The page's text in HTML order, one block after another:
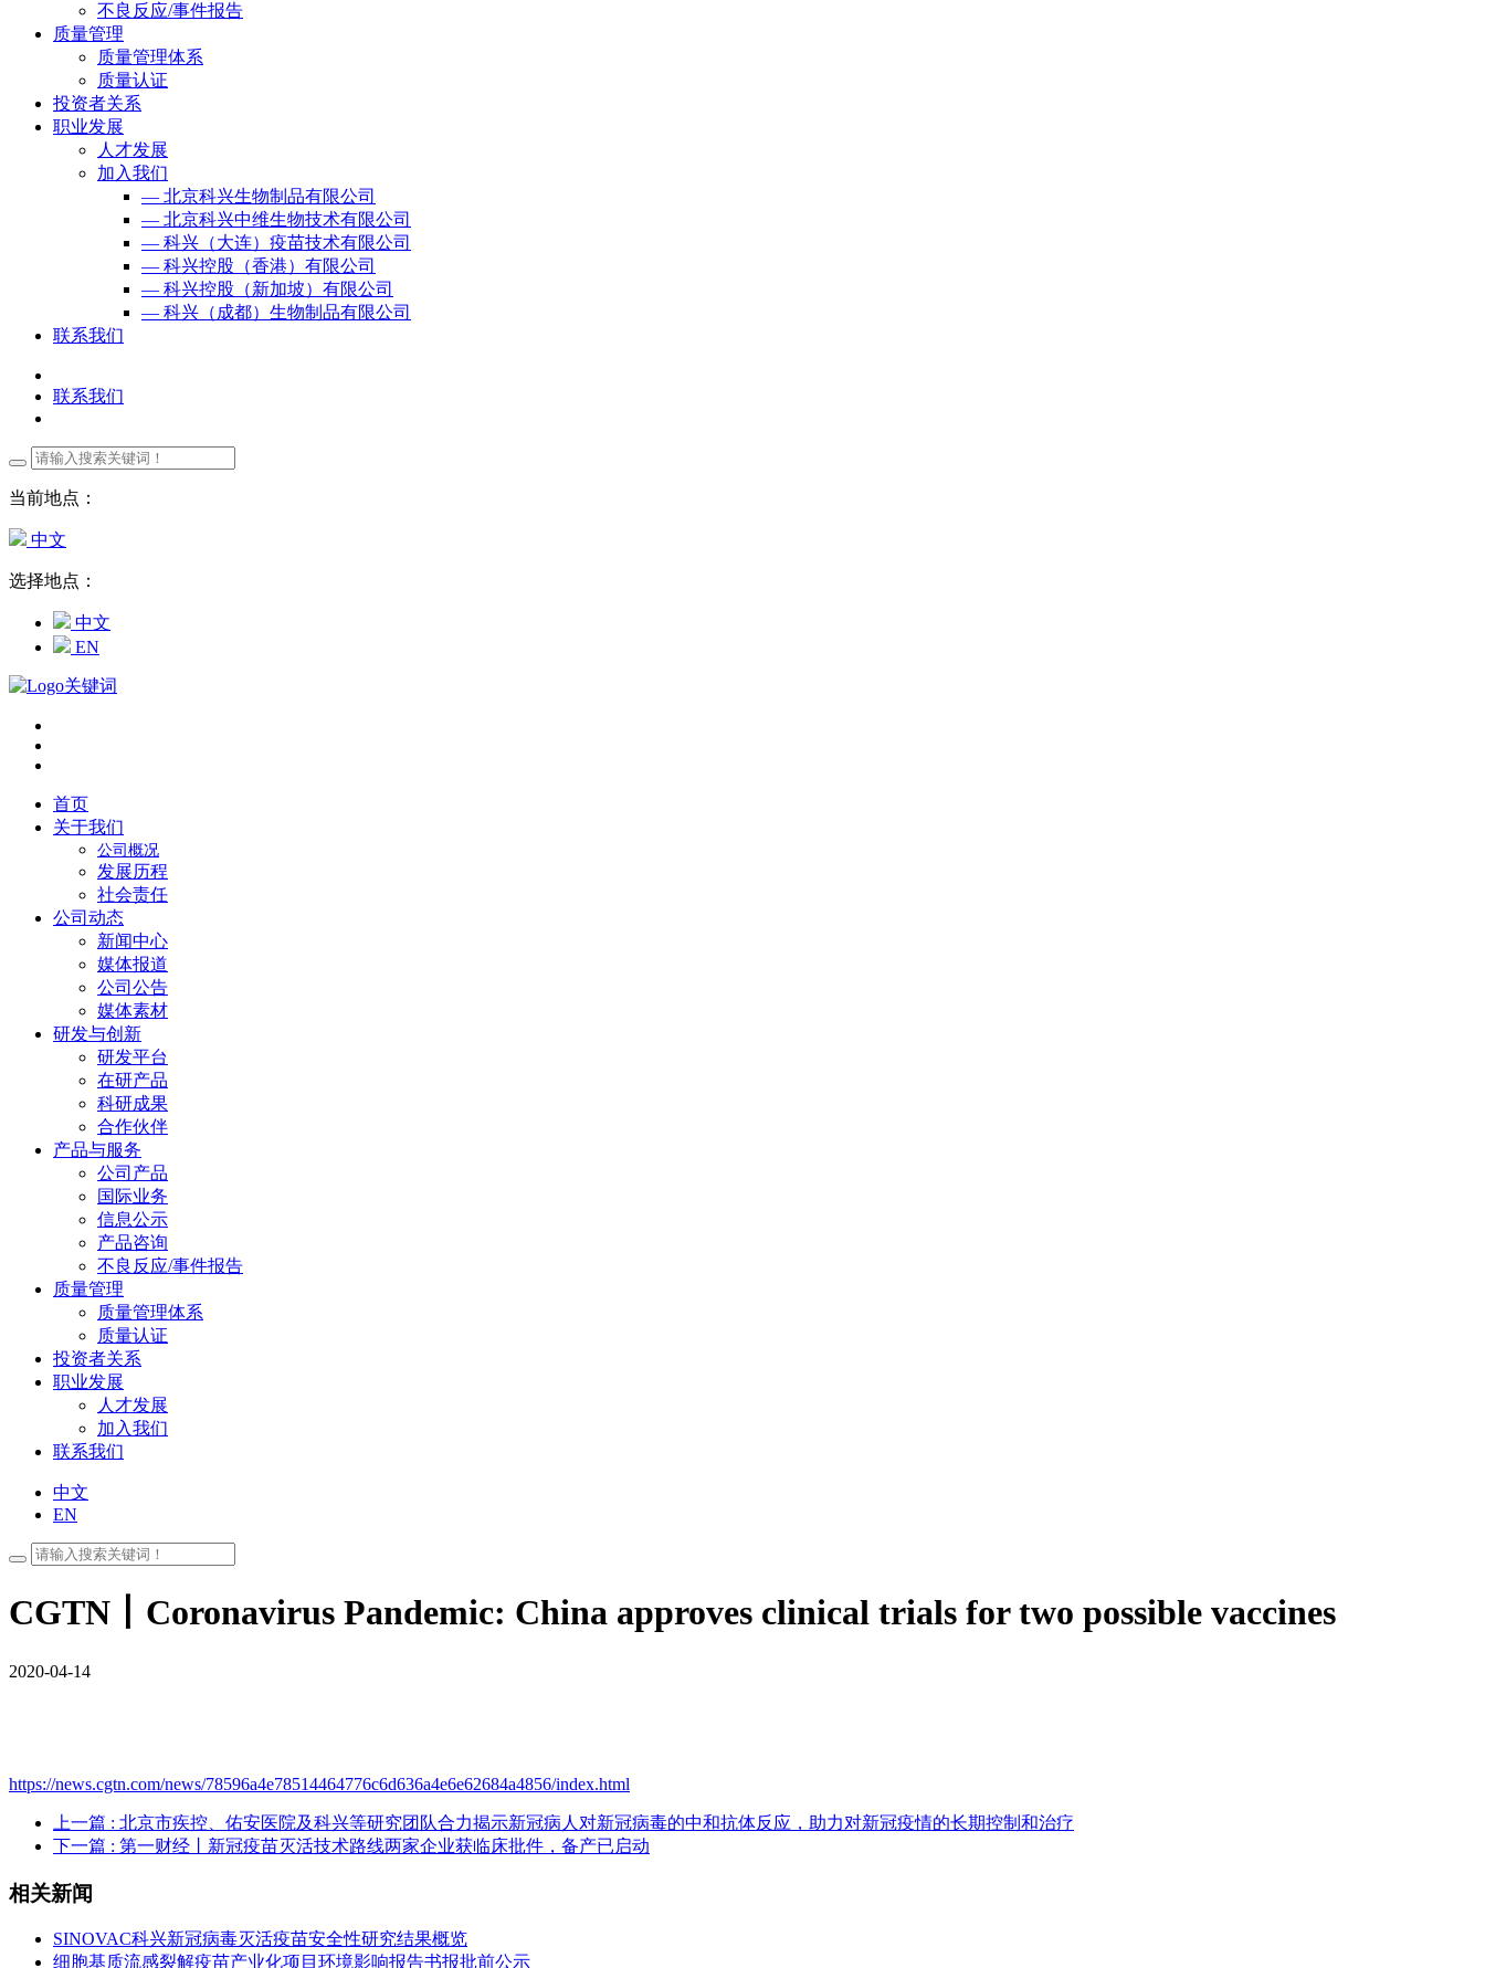
不良反应/事件报告
质量管理
质量管理体系
质量认证
投资者关系
职业发展
人才发展
加入我们
— 北京科兴生物制品有限公司
— 北京科兴中维生物技术有限公司
— 科兴（大连）疫苗技术有限公司
— 科兴控股（香港）有限公司
— 科兴控股（新加坡）有限公司
— 科兴（成都）生物制品有限公司
联系我们
联系我们
当前地点：
中文
选择地点：
中文
EN
首页
关于我们
公司概况
发展历程
社会责任
公司动态
新闻中心
媒体报道
公司公告
媒体素材
研发与创新
研发平台
在研产品
科研成果
合作伙伴
产品与服务
公司产品
国际业务
信息公示
产品咨询
不良反应/事件报告
质量管理
质量管理体系
质量认证
投资者关系
职业发展
人才发展
加入我们
联系我们
中文
EN
CGTN丨Coronavirus Pandemic: China approves clinical trials for two possible vaccines
2020-04-14
https://news.cgtn.com/news/78596a4e78514464776c6d636a4e6e62684a4856/index.html
上一篇 : 北京市疾控、佑安医院及科兴等研究团队合力揭示新冠病人对新冠病毒的中和抗体反应，助力对新冠疫情的长期控制和治疗
下一篇 : 第一财经丨新冠疫苗灭活技术路线两家企业获临床批件，备产已启动
相关新闻
SINOVAC科兴新冠病毒灭活疫苗安全性研究结果概览
细胞基质流感裂解疫苗产业化项目环境影响报告书报批前公示